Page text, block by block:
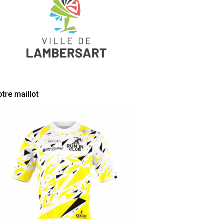
maillot